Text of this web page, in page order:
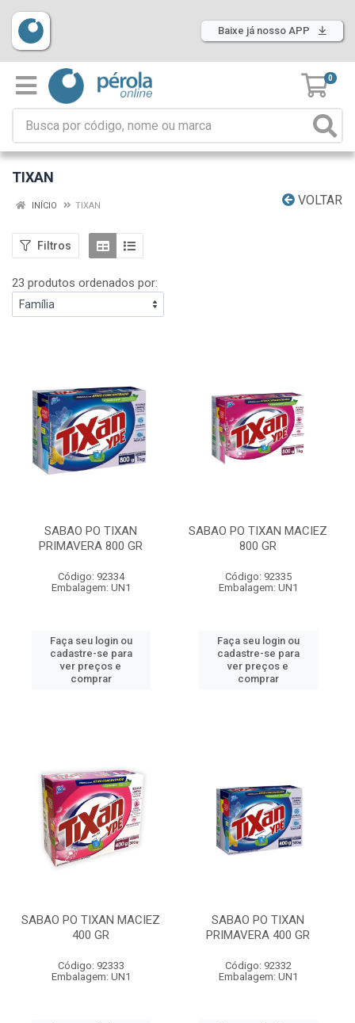
Baixe já nosso APP
0
TIXAN
VOLTAR
INÍCIO TIXAN
Filtros
23 produtos ordenados por:
SABAO PO TIXAN
PRIMAVERA 800 GR
Código: 92334
Embalagem: UN1
Faça seu login ou
cadastre-se para
ver preços e
comprar
SABAO PO TIXAN MACIEZ
800 GR
Código: 92335
Embalagem: UN1
Faça seu login ou
cadastre-se para
ver preços e
comprar
SABAO PO TIXAN MACIEZ
400 GR
Código: 92333
Embalagem: UN1
SABAO PO TIXAN
PRIMAVERA 400 GR
Código: 92332
Embalagem: UN1